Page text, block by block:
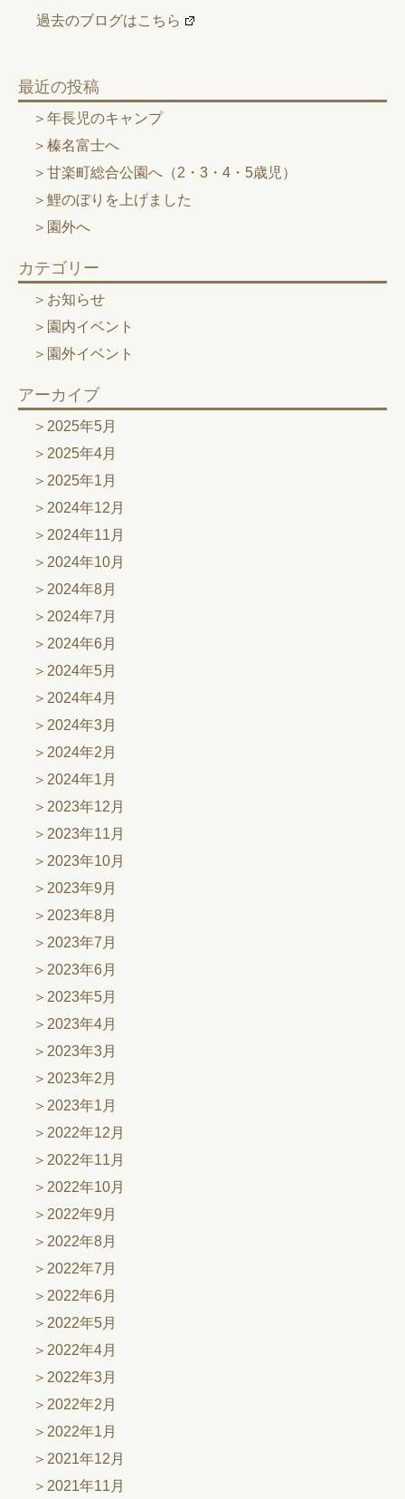
過去のブログはこちら
最近の投稿
年長児のキャンプ
榛名富士へ
甘楽町総合公園へ（2・3・4・5歳児）
鯉のぼりを上げました
園外へ
カテゴリー
お知らせ
園内イベント
園外イベント
アーカイブ
2025年5月
2025年4月
2025年1月
2024年12月
2024年11月
2024年10月
2024年8月
2024年7月
2024年6月
2024年5月
2024年4月
2024年3月
2024年2月
2024年1月
2023年12月
2023年11月
2023年10月
2023年9月
2023年8月
2023年7月
2023年6月
2023年5月
2023年4月
2023年3月
2023年2月
2023年1月
2022年12月
2022年11月
2022年10月
2022年9月
2022年8月
2022年7月
2022年6月
2022年5月
2022年4月
2022年3月
2022年2月
2022年1月
2021年12月
2021年11月